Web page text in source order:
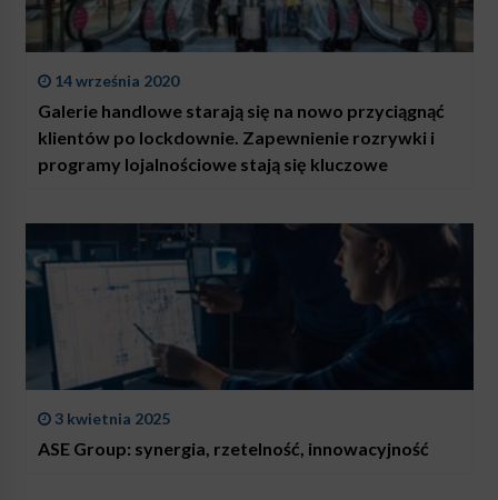
14 września 2020
Galerie handlowe starają się na nowo przyciągnąć
klientów po lockdownie. Zapewnienie rozrywki i
programy lojalnościowe stają się kluczowe
3 kwietnia 2025
ASE Group: synergia, rzetelność, innowacyjność